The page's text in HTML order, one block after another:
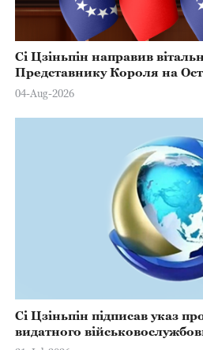
Сі Цзіньпін направив
Представнику Короля на
Марстерсу з нагоди Дня
04-Aug-2026
Сі Цзіньпін підписав указ
видатного